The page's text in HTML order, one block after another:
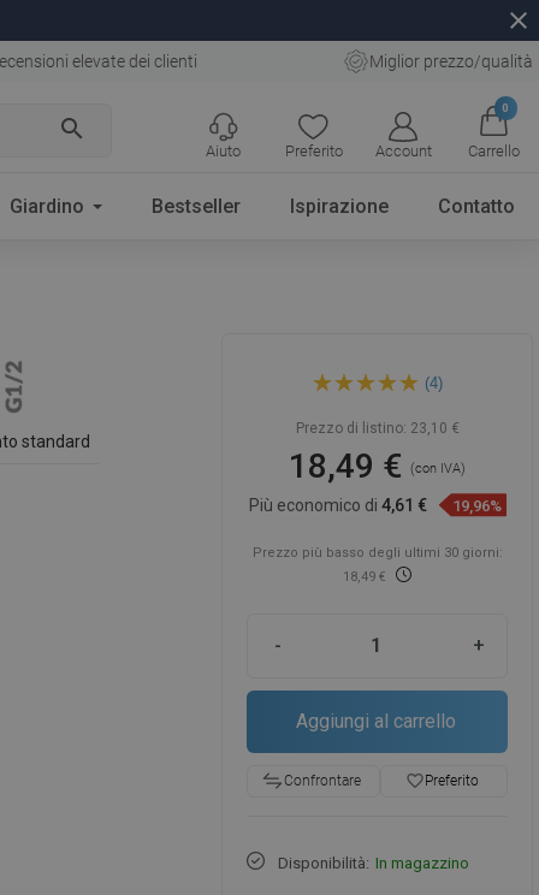
close
elevate dei clienti Miglior prezzo/qualità
search
Preferito Account
0
Carrello
Aiuto
Giardino Bestseller Ispirazione Contatto
standard
Mexen ugello laterale
esterno, cromo - 79361-00
(4)
Prezzo di listino: 23,10 €
18,49 €(con IVA)
Più economico di4,61 € 19,96%
Prezzo più basso degli ultimi 30 giorni:
18,49 €
- +
Aggiungi al carrello
Confrontare favorite_borderPreferito
Disponibilità: In magazzino